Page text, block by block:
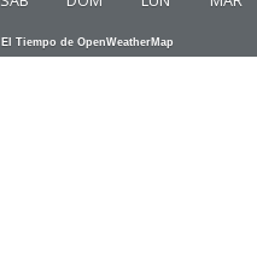
El Tiempo de OpenWeatherMap